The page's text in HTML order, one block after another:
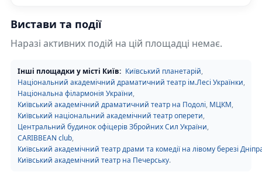
Вистави та події
Наразі активних подій на цій площадці немає.
Інші площадки у місті Київ: Київський планетарій,
Національний академічний драматичний театр ім.Лесі Українки,
Національна філармонія України,
Київський академічний драматичний театр на Подолі, МЦКМ,
Київський національний академічний театр оперети,
Центральний будинок офіцерів Збройних Сил України,
CARIBBEAN club,
Київський академічний театр драми та комедії на лівому березі
Київський академічний театр на Печерську.